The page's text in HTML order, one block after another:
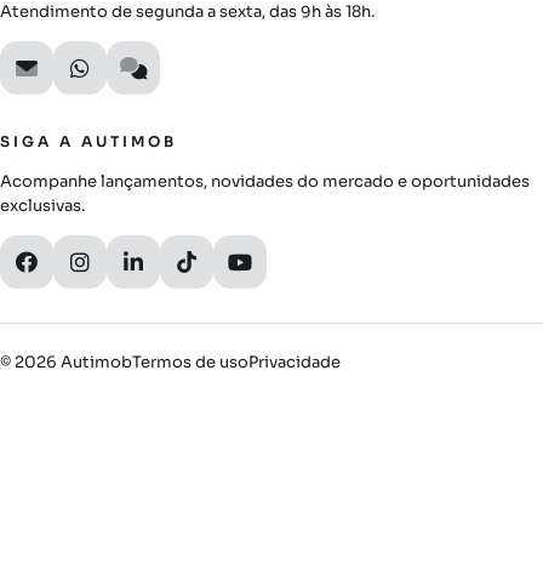
Atendimento de segunda a sexta, das 9h às 18h.
SIGA A AUTIMOB
Acompanhe lançamentos, novidades do mercado e oportunidades
exclusivas.
© 2026 AutimobTermos de usoPrivacidade